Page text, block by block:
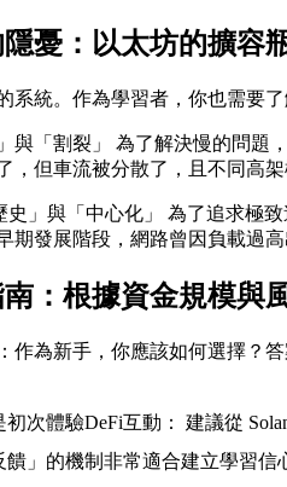
憂：以太坊的擴容
系統。作為學習者，你也需要了
與「割裂」
為了​​解決慢的問題
，但車流被分散了，且不同高
史」與「中心化」
為了追求極
期發展階段，網路曾因負載過
：根據資金規模與
作為新手，你應該如何選擇？
初次體驗DeFi互動 ： 建議從
饋」的機制非常適合建立學習信